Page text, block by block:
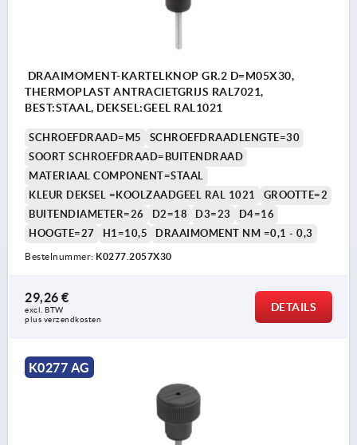
DRAAIMOMENT-KARTELKNOP GR.2 D=M05X30,
THERMOPLAST ANTRACIETGRIJS RAL7021,
BEST:STAAL, DEKSEL:GEEL RAL1021
SCHROEFDRAAD=M5
SCHROEFDRAADLENGTE=30
SOORT SCHROEFDRAAD=BUITENDRAAD
MATERIAAL COMPONENT=STAAL
KLEUR DEKSEL =KOOLZAADGEEL RAL 1021
GROOTTE=2
BUITENDIAMETER=26
D2=18 D3=23
D4=16
HOOGTE=27
H1=10,5 DRAAIMOMENT NM =0,1 - 0,3
Bestelnummer: K0277.2057X30
29,26 €
excl. BTW
plus verzendkosten
DETAILS
K0277 AG